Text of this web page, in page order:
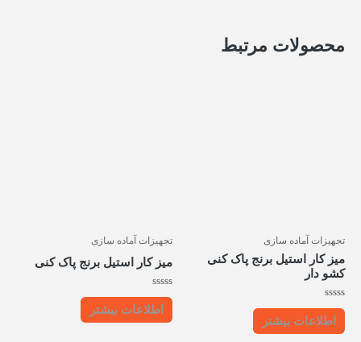
محصولات مرتبط
تجهیزات آماده سازی
میز کار استیل برنج پاک کنی
کشو دار
امتیاز
5
اطلاعات بیشتر
تجهیزات آماده سازی
میز کار استیل برنج پاک کنی
امتیاز
5
اطلاعات بیشتر